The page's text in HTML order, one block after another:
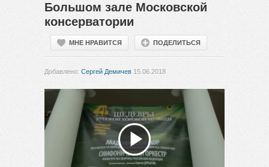
Большом зале Московской
консерватории
МНЕ НРАВИТСЯ ПОДЕЛИТЬСЯ
Добавлено: Сергей Демичев 15.06.2018
Воспроизвести